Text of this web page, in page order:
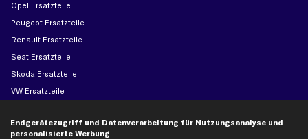
Opel Ersatzteile
Peugeot Ersatzteile
Renault Ersatzteile
Seat Ersatzteile
Skoda Ersatzteile
VW Ersatzteile
Social Media
Endgerätezugriff und Datenverarbeitung für Nutzungsanalyse und
personalisierte Werbung